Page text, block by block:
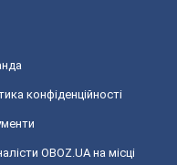
конфіденційності
OBOZ.UA на місці